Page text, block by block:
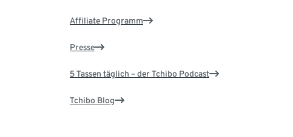
Affiliate Programm
Presse
5 Tassen täglich – der Tchibo Podcast
Tchibo Blog